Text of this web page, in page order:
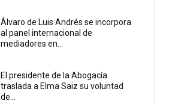
Álvaro de Luis Andrés se incorpora
al panel internacional de
mediadores en...
El presidente de la Abogacía
traslada a Elma Saiz su voluntad
de...